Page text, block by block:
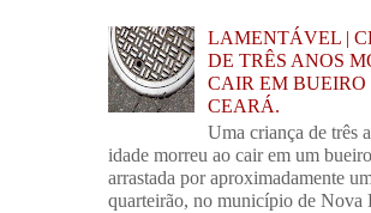
LAMENTÁVEL |
DE TRÊS ANOS
CAIR EM BUEIRO
CEARÁ.
Uma criança de três
idade morreu ao cair em um
arrastada por aproximadamente
quarteirão, no município de Nova